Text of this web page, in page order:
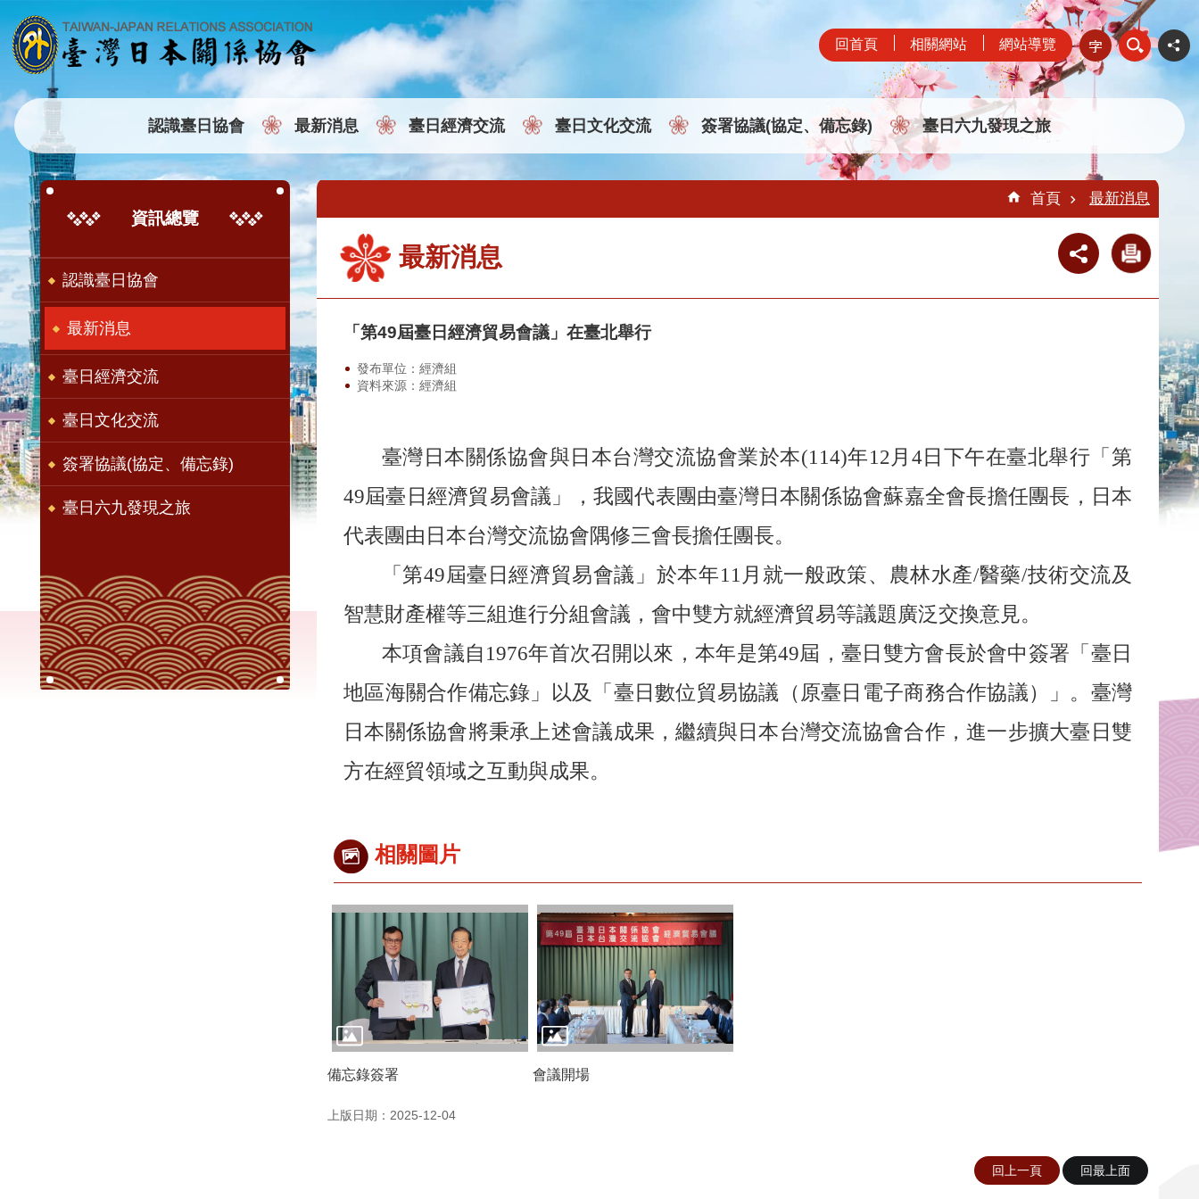
跳到主要內容區塊
回首頁 相關網站 網站導覽
認識臺日協會 最新消息 臺日經濟交流 臺日文化交流 簽署協議(協定、備忘錄) 臺日六九發現之旅
:::
資訊總覽
認識臺日協會
最新消息
臺日經濟交流
臺日文化交流
簽署協議(協定、備忘錄)
臺日六九發現之旅
:::
首頁 最新消息
最新消息
「第49屆臺日經濟貿易會議」在臺北舉行
發布單位：經濟組
資料來源：經濟組
臺灣日本關係協會與日本台灣交流協會業於本(114)年12月4日下午在臺北舉行「第
49屆臺日經濟貿易會議」，我國代表團由臺灣日本關係協會蘇嘉全會長擔任團長，日本
代表團由日本台灣交流協會隅修三會長擔任團長。
「第49屆臺日經濟貿易會議」於本年11月就一般政策、農林水產/醫藥/技術交流及
智慧財產權等三組進行分組會議，會中雙方就經濟貿易等議題廣泛交換意見。
本項會議自 1976年首次召開以來，本年是第49屆，臺日雙方會長於會中簽署「臺日
地區海關合作備忘錄」以及「臺日數位貿易協議（原臺日電子商務合作協議）」。臺灣
日本關係協會將秉承上述會議成果，繼續與日本台灣交流協會合作，進一步擴大臺日雙
方在經貿領域之互動與成果。
相關圖片
備忘錄簽署 會議開場
上版日期：2025-12-04
回上一頁 回最上面